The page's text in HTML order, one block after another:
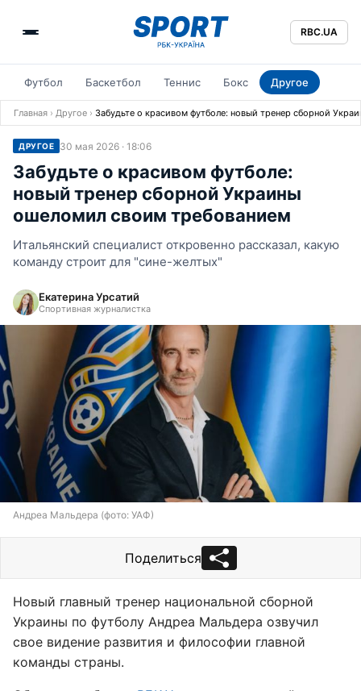
RBC.UA
Футбол Баскетбол Теннис Бокс Другое
Главная › Другое › Забудьте о красивом футболе: новый тренер сборной
ДРУГОЕ 30 мая 2026 · 18:06
Забудьте о красивом футболе:
новый тренер сборной Украины
ошеломил своим требованием
Итальянский специалист откровенно рассказал, какую
команду строит для "сине-желтых"
Екатерина Урсатий
Спортивная журналистка
Андреа Мальдера (фото: УАФ)
Поделиться
Новый главный тренер национальной сборной
Украины по футболу Андреа Мальдера озвучил
свое видение развития и философии главной
команды страны.